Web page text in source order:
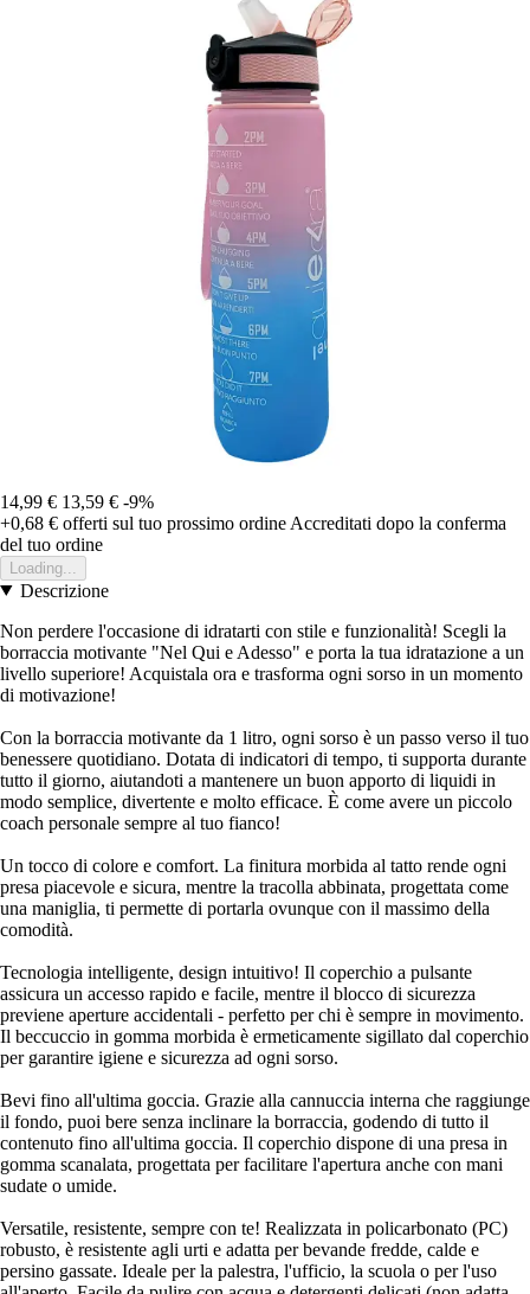
14,99 € 13,59 € -9%
+0,68 € offerti sul tuo prossimo ordine Accreditati dopo la conferma
del tuo ordine
Loading...
Descrizione
Non perdere l'occasione di idratarti con stile e funzionalità! Scegli la
borraccia motivante "Nel Qui e Adesso" e porta la tua idratazione a un
livello superiore! Acquistala ora e trasforma ogni sorso in un momento
di motivazione!
Con la borraccia motivante da 1 litro, ogni sorso è un passo verso il tuo
benessere quotidiano. Dotata di indicatori di tempo, ti supporta durante
tutto il giorno, aiutandoti a mantenere un buon apporto di liquidi in
modo semplice, divertente e molto efficace. È come avere un piccolo
coach personale sempre al tuo fianco!
Un tocco di colore e comfort. La finitura morbida al tatto rende ogni
presa piacevole e sicura, mentre la tracolla abbinata, progettata come
una maniglia, ti permette di portarla ovunque con il massimo della
comodità.
Tecnologia intelligente, design intuitivo! Il coperchio a pulsante
assicura un accesso rapido e facile, mentre il blocco di sicurezza
previene aperture accidentali - perfetto per chi è sempre in movimento.
Il beccuccio in gomma morbida è ermeticamente sigillato dal coperchio
per garantire igiene e sicurezza ad ogni sorso.
Bevi fino all'ultima goccia. Grazie alla cannuccia interna che raggiunge
il fondo, puoi bere senza inclinare la borraccia, godendo di tutto il
contenuto fino all'ultima goccia. Il coperchio dispone di una presa in
gomma scanalata, progettata per facilitare l'apertura anche con mani
sudate o umide.
Versatile, resistente, sempre con te! Realizzata in policarbonato (PC)
robusto, è resistente agli urti e adatta per bevande fredde, calde e
persino gassate. Ideale per la palestra, l'ufficio, la scuola o per l'uso